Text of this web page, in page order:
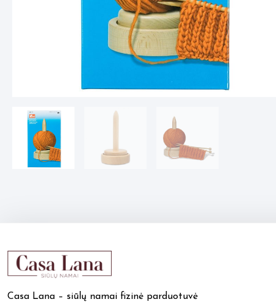
Casa Lana – siūlų namai fizinė parduotuvė